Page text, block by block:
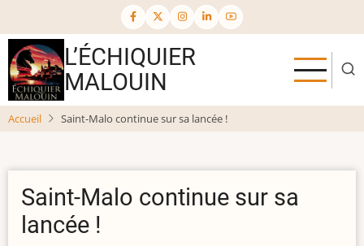
au
contenu
principal
L’ÉCHIQUIER
MALOUIN
Accueil Saint-Malo continue sur sa lancée !
Saint-Malo continue sur sa
lancée !